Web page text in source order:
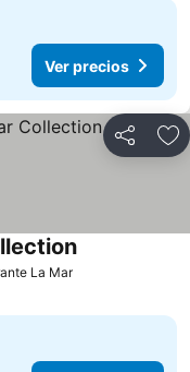
Ver precios
Compartir
La Mar